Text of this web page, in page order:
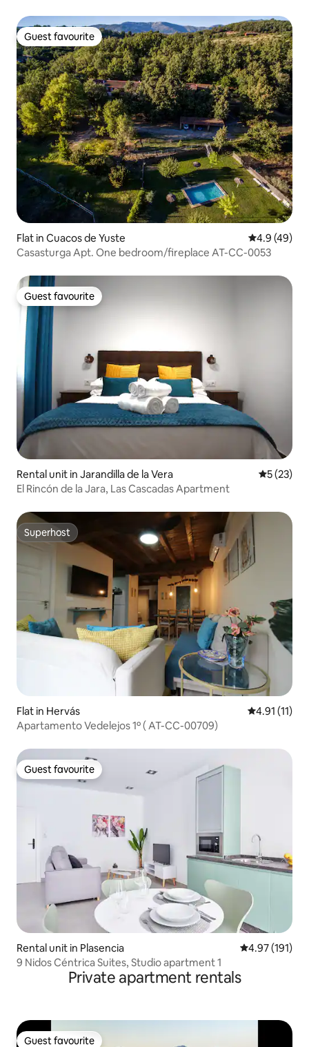
Guest favourite
Guest favourite
Flat in Cuacos de Yuste 4.9 out of 5
4.9 (49)
Casasturga Apt. One bedroom/fireplace AT-CC-0053
Guest favourite
Guest favourite
Rental unit in Jarandilla de la Vera 5 out of 5
5 (23)
El Rincón de la Jara, Las Cascadas Apartment
Superhost
Superhost
Flat in Hervás 4.91 out of 5
4.91 (11)
Apartamento Vedelejos 1º ( AT-CC-00709)
Guest favourite
Guest favourite
Rental unit in Plasencia 4.97 out of 5
4.97 (191)
9 Nidos Céntrica Suites, Studio apartment 1
Private apartment rentals
Guest favourite